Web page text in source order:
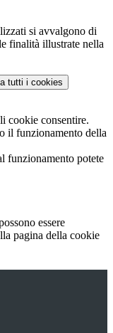
si avvalgono di
finalità illustrate nella
tutti i cookies
cookie consentire.
il funzionamento della
funzionamento potete
essere
pagina della cookie